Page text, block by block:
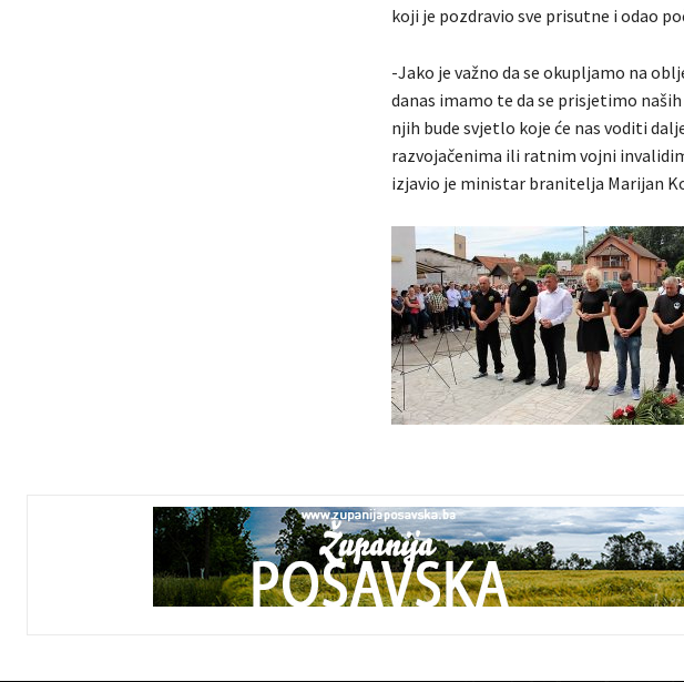
koji je pozdravio sve prisutne i odao
-Jako je važno da se okupljamo na
danas imamo te da se prisjetimo
njih bude svjetlo koje će nas voditi
razvojačenima ili ratnim vojni
izjavio je ministar branitelja Marijan